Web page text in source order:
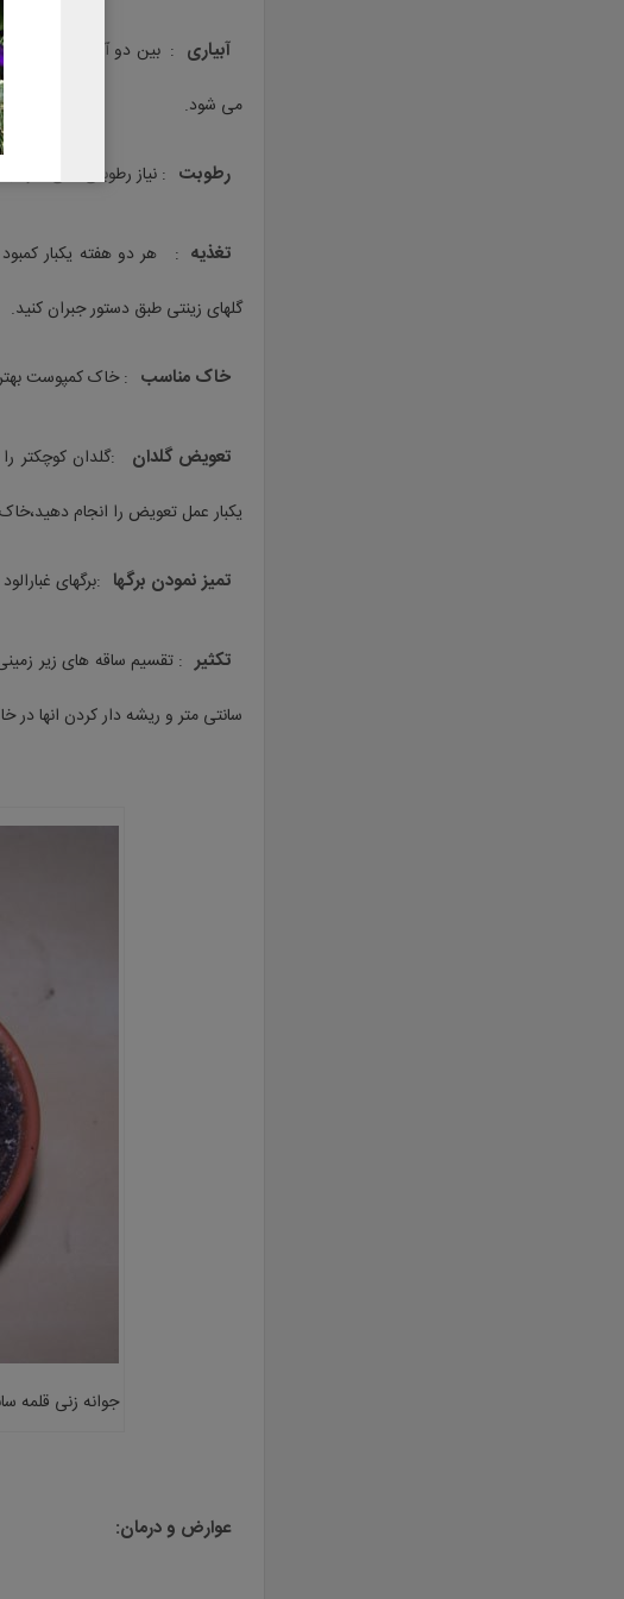
آبیاری : بین دو آبیاری خاک
می شود.
رطوبت : نیاز رطوبتی کمی
تغذیه : هر دو هفته یکبار
گلهای زینتی طبق دستور جبران کنید.
خاک مناسب : خاک کمپوست
تعویض گلدان
:گلدان کوچکتر
یکبار عمل تعویض را انجام
تمیز نمودن برگها :برگهای
تکثیر
سانتی متر و ریشه دار کردن انها در
جوانه زنی قلمه
عوارض و درمان: